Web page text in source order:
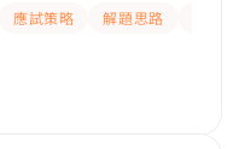
應試策略 解題思路